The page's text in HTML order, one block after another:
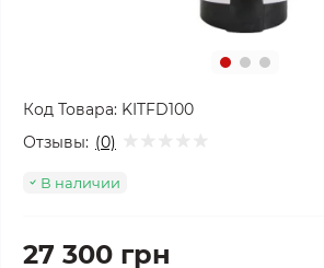
Код Товара: KITFD100
Отзывы: (0)
В наличии
27 300 грн